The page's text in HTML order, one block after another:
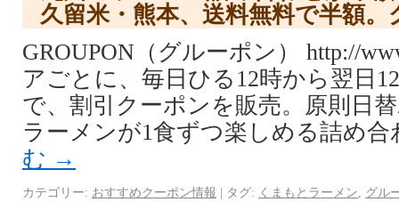
久留米・熊本、送料無料で半額。
GROUPON（グルーポン） http://
アごとに、毎日ひる12時から翌日
で、割引クーポンを販売。原則日
ラーメンが1食ずつ楽しめる詰め
む →
カテゴリー: おすすめクーポン情報 | タグ: くまもとラーメン
グル